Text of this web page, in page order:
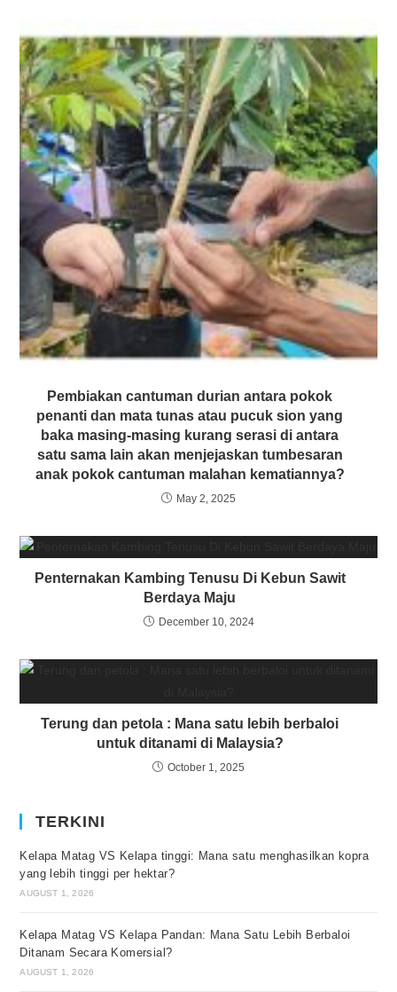
Pembiakan cantuman durian antara pokok
penanti dan mata tunas atau pucuk sion yang
baka masing-masing kurang serasi di antara
satu sama lain akan menjejaskan tumbesaran
anak pokok cantuman malahan kematiannya?
May 2, 2025
Penternakan Kambing Tenusu Di Kebun Sawit
Berdaya Maju
December 10, 2024
Terung dan petola : Mana satu lebih berbaloi
untuk ditanami di Malaysia?
October 1, 2025
TERKINI
Kelapa Matag VS Kelapa tinggi: Mana satu menghasilkan kopra
yang lebih tinggi per hektar?
AUGUST 1, 2026
Kelapa Matag VS Kelapa Pandan: Mana Satu Lebih Berbaloi
Ditanam Secara Komersial?
AUGUST 1, 2026